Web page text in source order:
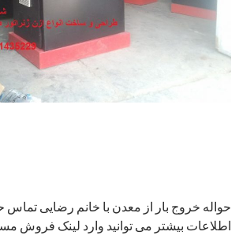
حواله خروج بار از معدن با خانم رضایی تماس
اطلاعات بیشتر می توانید وارد لینک فروش